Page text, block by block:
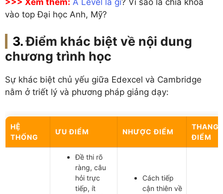
>>> Xem thêm: A Level là gì? Vì sao là chìa khoá
vào top Đại học Anh, Mỹ?
Điểm khác biệt về nội dung
chương trình học
Sự khác biệt chủ yếu giữa Edexcel và Cambridge
nằm ở triết lý và phương pháp giảng dạy:
HỆ
THỐNG
ƯU ĐIỂM NHƯỢC ĐIỂM
THANG
ĐIỂM
Đề thi rõ
ràng, câu
hỏi trực
tiếp, ít
Cách tiếp
cận thiên về